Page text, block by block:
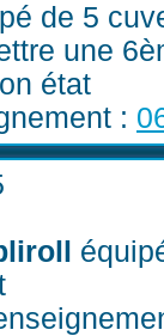
de 5
une
état
: